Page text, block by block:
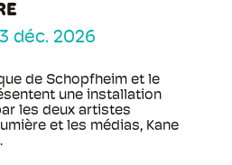
déc. 2026
de Schopfheim et le
une installation
les deux artistes
et les médias, Kane